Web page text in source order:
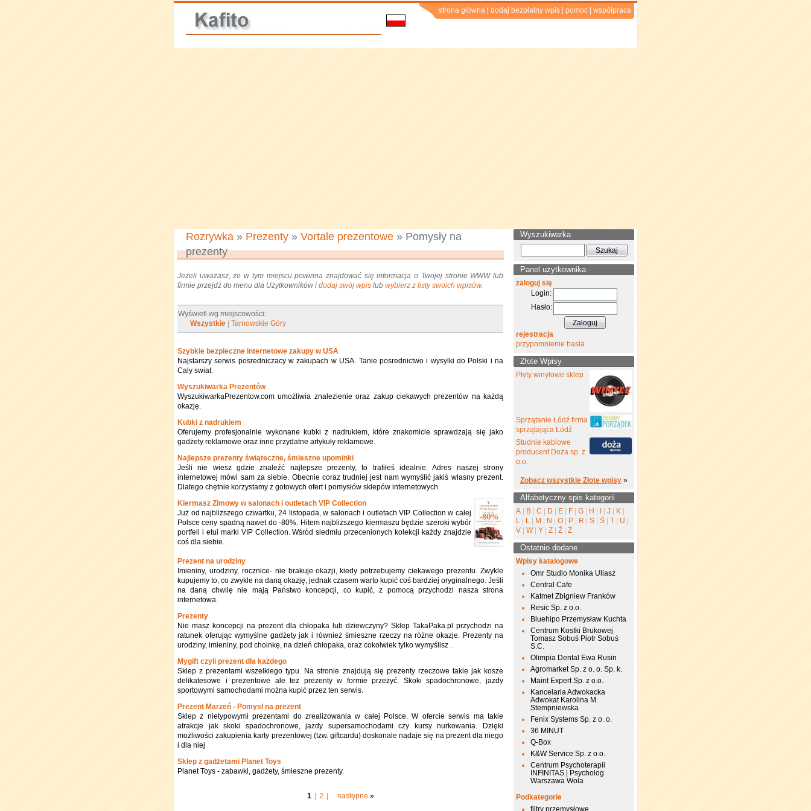
strona główna dodaj bezpłatny wpis pomoc współpraca
Rozrywka » Prezenty » Vortale prezentowe » Pomysły na
prezenty
Jeżeli uważasz, że w tym miejscu powinna znajdować się informacja o Twojej stronie WWW lub
firmie przejdź do menu dla Użytkowników i dodaj swój wpis lub wybierz z listy swoich wpisów.
Wyświetl wg miejscowości:
Wszystkie |Tarnowskie Góry
Szybkie bezpieczne internetowe zakupy w USA
Najstarszy serwis posredniczacy w zakupach w USA. Tanie posrednictwo i wysylki do Polski i na
Caly swiat.
Wyszukiwarka Prezentów
WyszukiwarkaPrezentow.com umożliwia znalezienie oraz zakup ciekawych prezentów na każdą
okazję.
Kubki z nadrukiem
Oferujemy profesjonalnie wykonane kubki z nadrukiem, które znakomicie sprawdzają się jako
gadżety reklamowe oraz inne przydatne artykuły reklamowe.
Najlepsze prezenty świąteczne, śmieszne upominki
Jeśli nie wiesz gdzie znaleźć najlepsze prezenty, to trafiłeś idealnie. Adres naszej strony
internetowej mówi sam za siebie. Obecnie coraz trudniej jest nam wymyślić jakiś własny prezent.
Dlatego chętnie korzystamy z gotowych ofert i pomysłów sklepów internetowych
Kiermasz Zimowy w salonach i outletach VIP Collection
Już od najbliższego czwartku, 24 listopada, w salonach i outletach VIP Collection w całej
Polsce ceny spadną nawet do -80%. Hitem najbliższego kiermaszu będzie szeroki wybór
portfeli i etui marki VIP Collection. Wśród siedmiu przecenionych kolekcji każdy znajdzie
coś dla siebie.
Prezent na urodziny
Imieniny, urodziny, rocznice- nie brakuje okazji, kiedy potrzebujemy ciekawego prezentu. Zwykle
kupujemy to, co zwykle na daną okazję, jednak czasem warto kupić coś bardziej oryginalnego. Jeśli
na daną chwilę nie mają Państwo koncepcji, co kupić, z pomocą przychodzi nasza strona
internetowa.
Prezenty
Nie masz koncepcji na prezent dla chłopaka lub dziewczyny? Sklep TakaPaka.pl przychodzi na
ratunek oferując wymyślne gadżety jak i również śmieszne rzeczy na różne okazje. Prezenty na
urodziny, imieniny, pod choinkę, na dzień chłopaka, oraz cokolwiek tylko wymyślisz .
Mygift czyli prezent dla każdego
Sklep z prezentami wszelkiego typu. Na stronie znajdują się prezenty rzeczowe takie jak kosze
delikatesowe i prezentowe ale też prezenty w formie przeżyć. Skoki spadochronowe, jazdy
sportowymi samochodami można kupić przez ten serwis.
Prezent Marzeń - Pomysł na prezent
Sklep z nietypowymi prezentami do zrealizowania w całej Polsce. W ofercie serwis ma takie
atrakcje jak skoki spadochronowe, jazdy supersamochodami czy kursy nurkowania. Dzięki
możliwości zakupienia karty prezentowej (tzw. giftcardu) doskonale nadaje się na prezent dla niego
i dla niej
Sklep z gadżetami Planet Toys
Planet Toys - zabawki, gadżety, śmieszne prezenty.
1 2 następne »
Wyszukiwarka
Panel użytkownika
zaloguj się
Login:
Hasło:
rejestracja
przypomnienie hasła
Złote Wpisy
Płyty winylowe sklep
Sprzątanie Łódź firma
sprzątająca Łódź
Studnie kablowe
producent Doża sp. z
o.o.
Zobacz wszystkie Złote wpisy »
Alfabetyczny spis kategorii
A B C D E F G H J K
L
Ł M N O P R S Ś T U
V
W Y Z Ź Ż
Ostatnio dodane
Wpisy katalogowe
Omr Studio Monika Uliasz
Central Cafe
Katmet Zbigniew Franków
Resic Sp. z o.o.
Bluehipo Przemysław Kuchta
Centrum Kostki Brukowej
Tomasz Sobuś Piotr Sobuś
S.C.
Olimpia Dental Ewa Rusin
Agromarket Sp. z o. o. Sp. k.
Maint Expert Sp. z o.o.
Kancelaria Adwokacka
Adwokat Karolina M.
Stempniewska
Fenix Systems Sp. z o. o.
36 MINUT
Q-Box
K&W Service Sp. z o.o.
Centrum Psychoterapii
INFINITAS | Psycholog
Warszawa Wola
Podkategorie
filtry przemysłowe